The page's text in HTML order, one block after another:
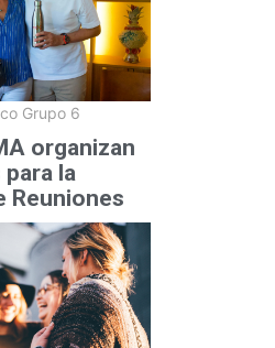
Grupo 6
organizan
la
Reuniones